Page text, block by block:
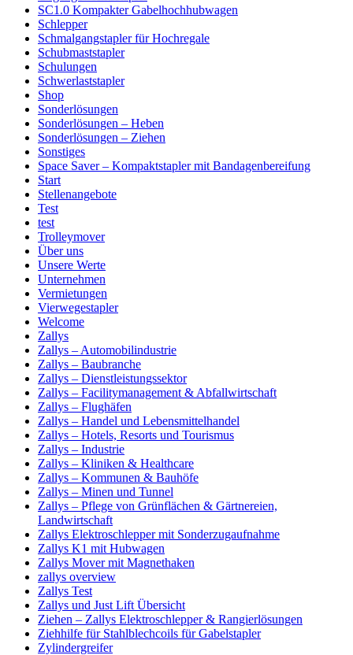
SC1.0 Kompakter Gabelhochhubwagen
Schlepper
Schmalgangstapler für Hochregale
Schubmaststapler
Schulungen
Schwerlaststapler
Shop
Sonderlösungen
Sonderlösungen – Heben
Sonderlösungen – Ziehen
Sonstiges
Space Saver – Kompaktstapler mit Bandagenbereifung
Start
Stellenangebote
Test
test
Trolleymover
Über uns
Unsere Werte
Unternehmen
Vermietungen
Vierwegestapler
Welcome
Zallys
Zallys – Automobilindustrie
Zallys – Baubranche
Zallys – Dienstleistungssektor
Zallys – Facilitymanagement & Abfallwirtschaft
Zallys – Flughäfen
Zallys – Handel und Lebensmittelhandel
Zallys – Hotels, Resorts und Tourismus
Zallys – Industrie
Zallys – Kliniken & Healthcare
Zallys – Kommunen & Bauhöfe
Zallys – Minen und Tunnel
Zallys – Pflege von Grünflächen & Gärtnereien,
Landwirtschaft
Zallys Elektroschlepper mit Sonderzugaufnahme
Zallys K1 mit Hubwagen
Zallys Mover mit Magnethaken
zallys overview
Zallys Test
Zallys und Just Lift Übersicht
Ziehen – Zallys Elektroschlepper & Rangierlösungen
Ziehhilfe für Stahlblechcoils für Gabelstapler
Zylindergreifer